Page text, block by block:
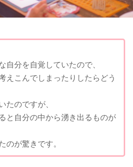
自分を自覚していたので、
えこんでしまったりしたらどう
たのですが、
と自分の中から湧き出るものが
のが驚きです。